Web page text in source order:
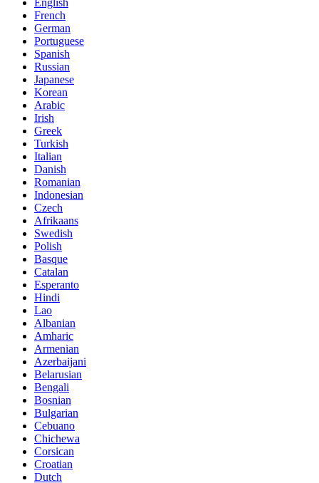
French
German
Portuguese
Spanish
Russian
Japanese
Korean
Arabic
Irish
Greek
Turkish
Italian
Danish
Romanian
Indonesian
Czech
Afrikaans
Swedish
Polish
Basque
Catalan
Esperanto
Hindi
Lao
Albanian
Amharic
Armenian
Azerbaijani
Belarusian
Bengali
Bosnian
Bulgarian
Cebuano
Chichewa
Corsican
Croatian
Dutch